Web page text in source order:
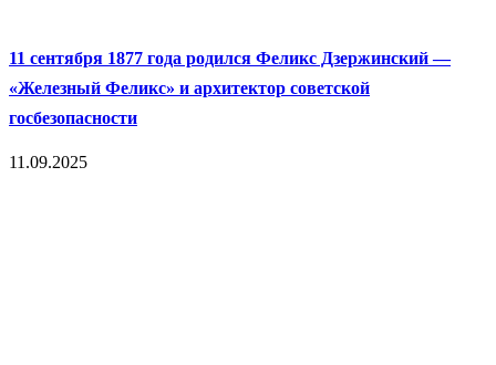
11 сентября 1877 года родился Феликс Дзержинский —
«Железный Феликс» и архитектор советской
госбезопасности
11.09.2025